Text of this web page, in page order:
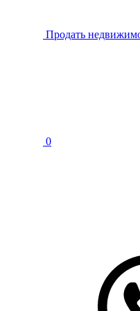
Продать
0